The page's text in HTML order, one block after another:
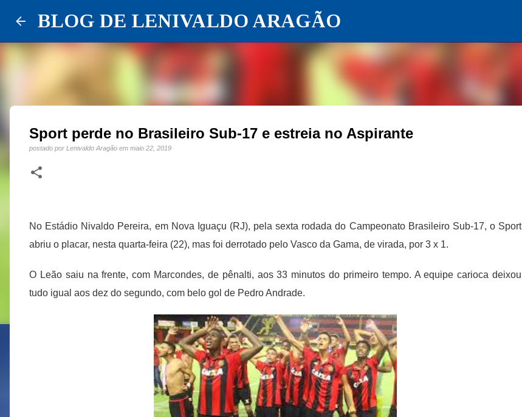
BLOG DE LENIVALDO ARAGÃO
Sport perde no Brasileiro Sub-17 e estreia no Aspirante
postado por Lenivaldo Aragão em maio 22, 2019
No Estádio Nivaldo Pereira, em Nova Iguaçu (RJ), pela sexta rodada do Campeonato Brasileiro Sub-17, o Sport
abriu o placar, nesta quarta-feira (22), mas foi derrotado pelo Vasco da Gama, de virada, por 3 x 1.
O Leão saiu na frente, com Marcondes, de pênalti, aos 33 minutos do primeiro tempo. A equipe carioca deixou
tudo igual aos dez do segundo, com belo gol de Pedro Andrade.